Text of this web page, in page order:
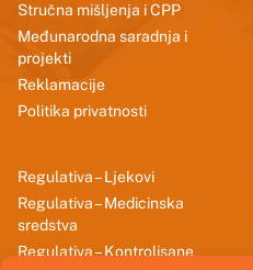
Stručna mišljenja i CPP
Međunarodna saradnja i
projekti
Reklamacije
Politika privatnosti
Regulativa – Ljekovi
Regulativa – Medicinska
sredstva
Regulativa – Kontrolisane